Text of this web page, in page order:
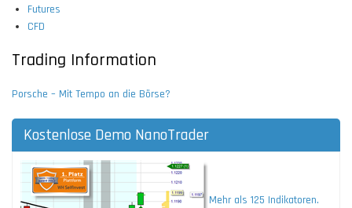
Futures
CFD
Trading Information
Porsche – Mit Tempo an die Börse?
Kostenlose Demo NanoTrader
Mehr als 125 Indikatoren.